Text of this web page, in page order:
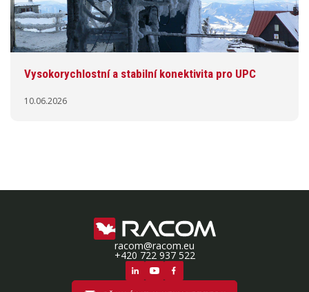
Vysokorychlostní a stabilní konektivita pro UPC
10.06.2026
racom@racom.eu
+420 722 937 522